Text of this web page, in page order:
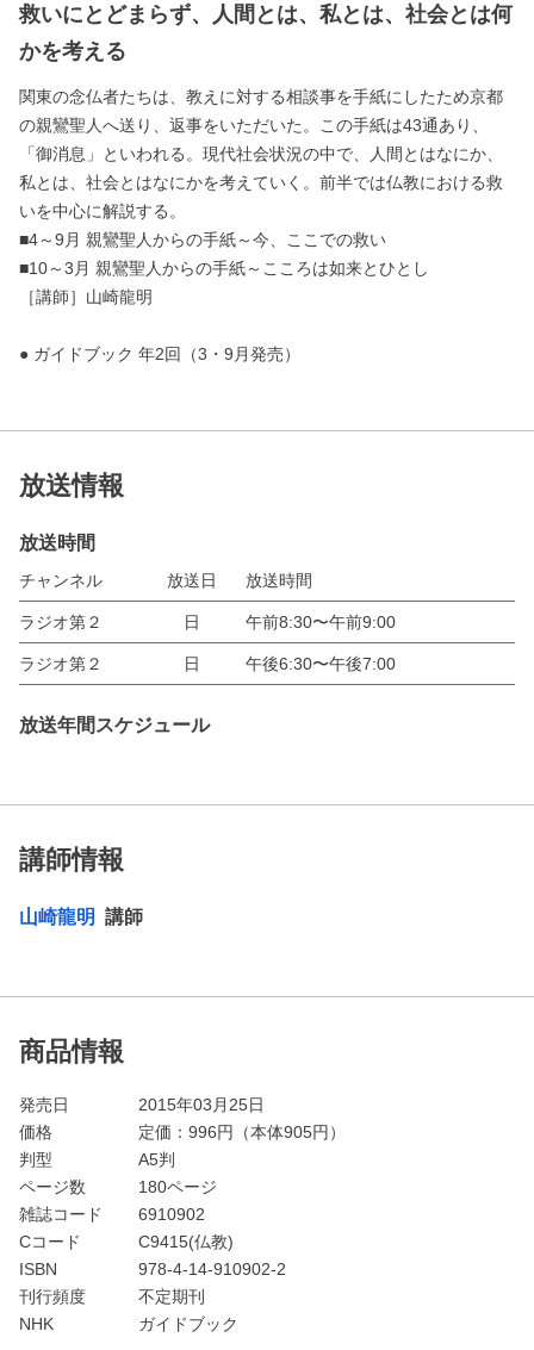
救いにとどまらず、人間とは、私とは、社会とは何
かを考える
関東の念仏者たちは、教えに対する相談事を手紙にしたため京都
の親鸞聖人へ送り、返事をいただいた。この手紙は43通あり、
「御消息」といわれる。現代社会状況の中で、人間とはなにか、
私とは、社会とはなにかを考えていく。前半では仏教における救
いを中心に解説する。
■4～9月 親鸞聖人からの手紙～今、ここでの救い
■10～3月 親鸞聖人からの手紙～こころは如来とひとし
［講師］山崎龍明
● ガイドブック 年2回（3・9月発売）
放送情報
放送時間
チャンネル 放送日 放送時間
ラジオ第２ 日 午前8:30〜午前9:00
ラジオ第２ 日 午後6:30〜午後7:00
放送年間スケジュール
講師情報
山崎龍明 講師
商品情報
発売日
2015年03月25日
価格
定価： 996円（本体905円）
判型
A5判
ページ数
180ページ
雑誌コード
6910902
Cコード
C9415(仏教)
ISBN
978-4-14-910902-2
刊行頻度
不定期刊
NHK
ガイドブック